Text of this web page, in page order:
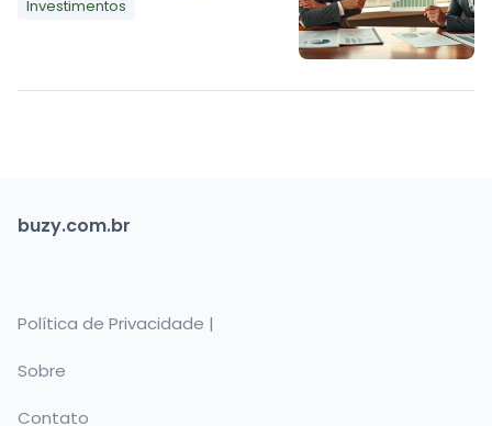
Investimentos
buzy.com.br
Política de Privacidade |
Sobre
Contato